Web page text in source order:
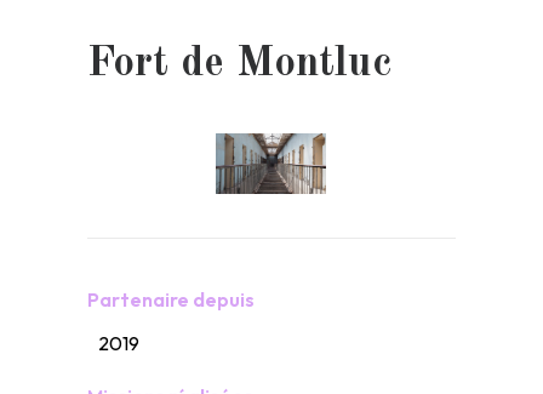
Fort de Montluc
Partenaire depuis
2019